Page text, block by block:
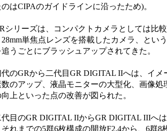
はCIPAのガイドラインに沿ったため)。
リーズは、コンパクトカメラとしては比
単焦点レンズを搭載したカメラ、とい
うごとにブラッシュアップされてきた。
のGRから二代目GR DIGITAL IIへは、イメ
のアップ、液晶モニターの大型化、画像処
上といった点の改善が図られた。
目のGR DIGITAL IIからGR DIGITAL IIIへ
れまでの5群6枚構成の開放F2.4から、6群8